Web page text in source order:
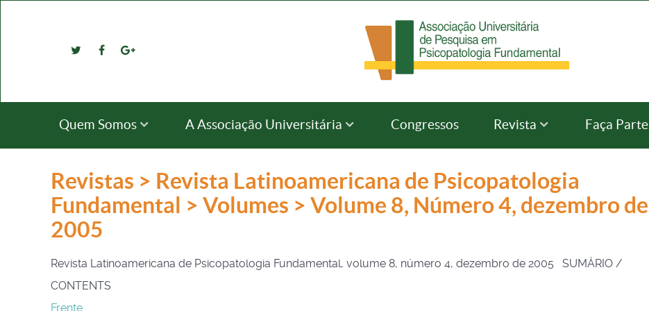
Quem Somos A Associação Universitária Congressos Revista Faça Parte
Revistas > Revista Latinoamericana de Psicopatologia
Fundamental > Volumes > Volume 8, Número 4, dezembro de
2005
Revista Latinoamericana de Psicopatologia Fundamental, volume 8, número 4, dezembro de 2005 SUMÁRIO /
CONTENTS
Frente